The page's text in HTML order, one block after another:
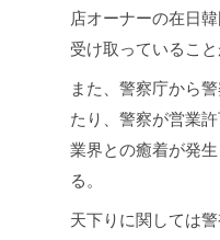
店オーナーの在日
受け取っているこ
また、警察庁から
たり、警察が営業
業界との癒着が発
る。
天下りに関しては